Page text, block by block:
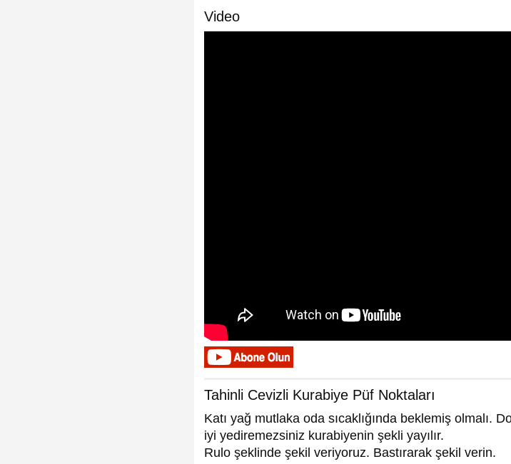
Video
Tahinli Cevizli Kurabiye Püf Noktaları
Katı yağ mutlaka oda sıcaklığında beklemiş olmalı.
iyi yediremezsiniz kurabiyenin şekli yayılır.
Rulo şeklinde şekil veriyoruz. Bastırarak şekil verin.